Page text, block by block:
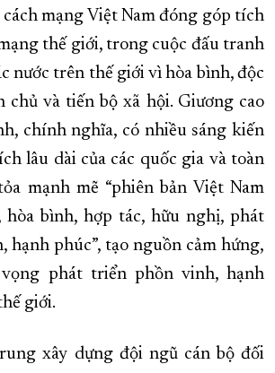
mạng Việt Nam đóng góp tích
thế giới, trong cuộc đấu tranh
nước trên thế giới vì hòa bình, độc
chủ và tiến bộ xã hội. Giương cao
chính nghĩa, có nhiều sáng kiến
lâu dài của các quốc gia và toàn
mạnh mẽ “phiên bản Việt Nam
hòa bình, hợp tác, hữu nghị, phát
hạnh phúc”, tạo nguồn cảm hứng,
phát triển phồn vinh, hạnh
giới.
xây dựng đội ngũ cán bộ đối